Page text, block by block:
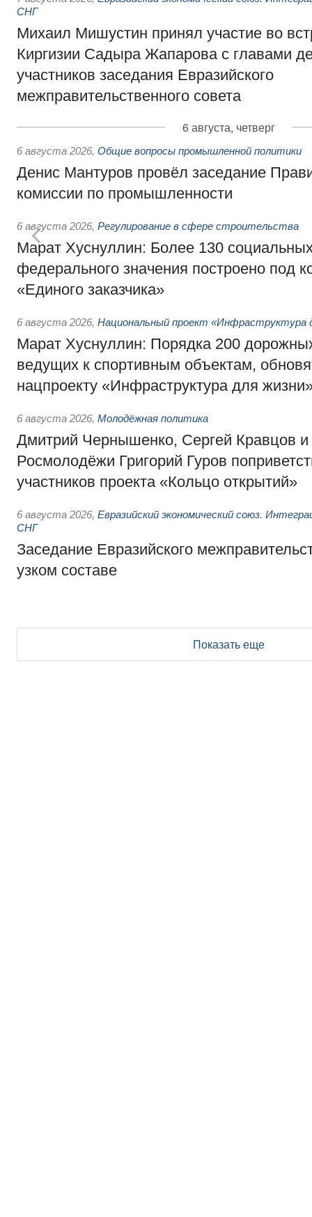
СНГ
Михаил Мишустин принял участие во
Киргизии Садыра Жапарова с главами
участников заседания Евразийского
межправительственного совета
6 августа, четверг
6 августа 2026, Общие вопросы промышленной политики
Денис Мантуров провёл заседание
комиссии по промышленности
6 августа 2026, Регулирование в сфере строительства
Марат Хуснуллин: Более 130
федерального значения построено под
«Единого заказчика»
6 августа 2026, Национальный проект «Инфраструктура
Марат Хуснуллин: Порядка 200
ведущих к спортивным объектам,
нацпроекту «Инфраструктура для
6 августа 2026, Молодёжная политика
Дмитрий Чернышенко, Сергей Кравцов и
Росмолодёжи Григорий Гуров
участников проекта «Кольцо открытий»
6 августа 2026, Евразийский экономический союз.
СНГ
Заседание Евразийского
узком составе
Показать еще